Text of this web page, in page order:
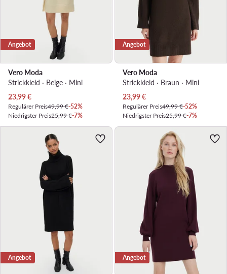
Angebot
Vero Moda
Strickkleid · Beige · Mini
Aktueller Preis
23,99€
Regulärer Preis49,99 €-52%
Niedrigster Preis25,99 €-7%
Angebot
Vero Moda
Strickkleid · Braun · Mini
Aktueller Preis
23,99€
Regulärer Preis49,99 €-52%
Niedrigster Preis25,99 €-7%
Angebot Angebot